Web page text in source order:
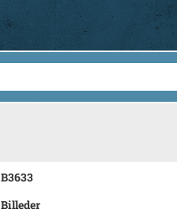
B3633
Billeder